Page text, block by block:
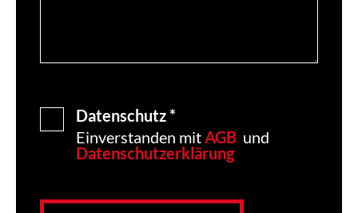
Datenschutz *
Einverstanden mitAGB und
Datenschutzerklärung